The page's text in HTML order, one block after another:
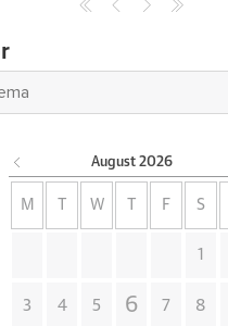
August 2026
M W F S
1
3 4 5 6 7 8